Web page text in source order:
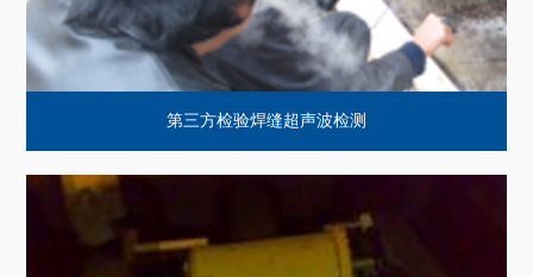
第三方检验焊缝超声波检测